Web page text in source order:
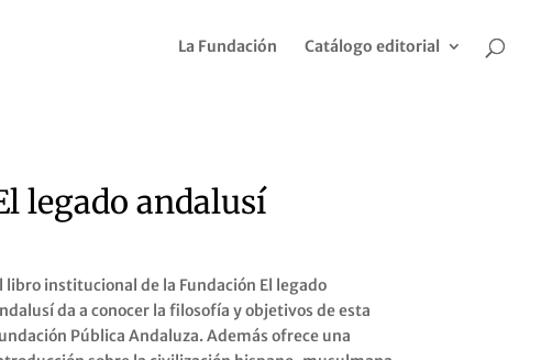
La Fundación Catálogo editorial
legado andalusí
libro institucional de la Fundación El legado
da a conocer la filosofía y objetivos de esta
Pública Andaluza. Además ofrece una